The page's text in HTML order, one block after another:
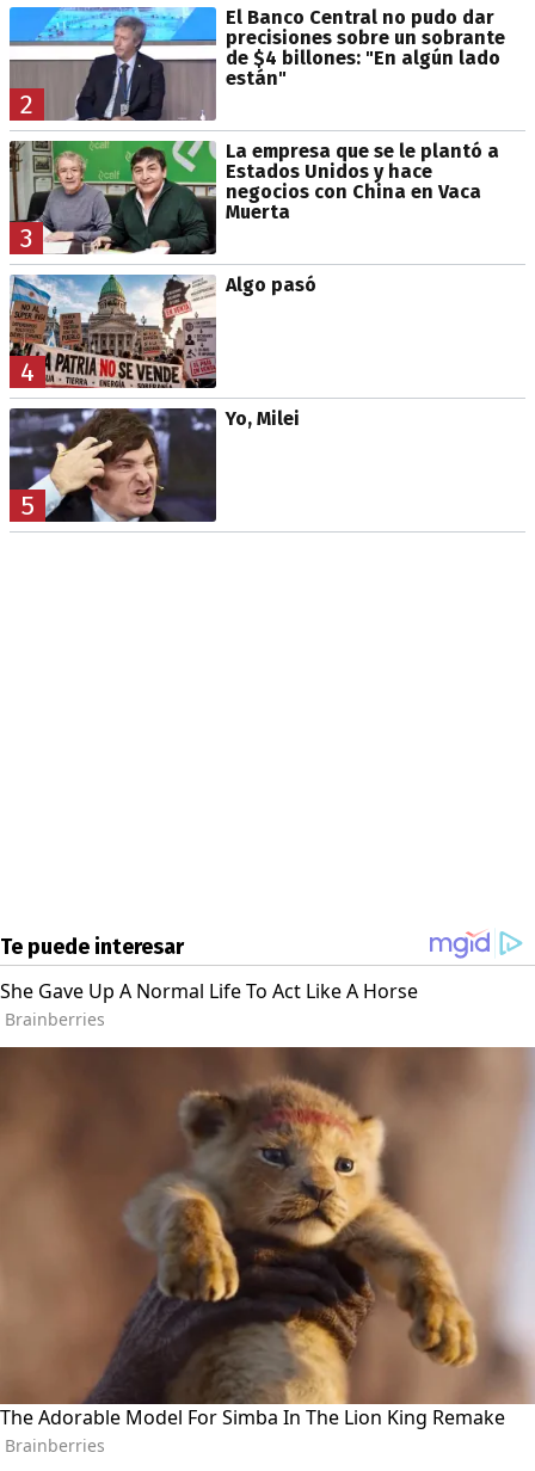
2
El Banco Central no pudo dar
precisiones sobre un sobrante
de $4 billones: "En algún lado
están"
3
La empresa que se le plantó a
Estados Unidos y hace
negocios con China en Vaca
Muerta
4
Algo pasó
5
Yo, Milei